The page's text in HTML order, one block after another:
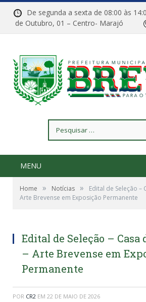
De segunda a sexta de 08:00 às
de Outubro, 01 – Centro- Marajó
por:
MENU
Home » Notícias »
Edital de Seleção –
Arte Brevense em Exposição Permanente
Edital de Seleção – Casa
– Arte Brevense em
Permanente
POR CR2 EM 22 DE MAIO DE 2026